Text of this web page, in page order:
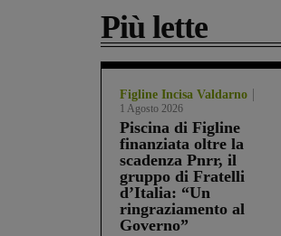
Più lette
Figline Incisa Valdarno
1 Agosto 2026
Piscina di Figline
finanziata oltre la
scadenza Pnrr, il
gruppo di Fratelli
d’Italia: “Un
ringraziamento al
Governo”